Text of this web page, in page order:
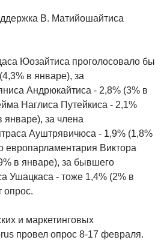
В. Матийошайтиса
Юозайтиса проголосовало бы
в январе), за
Андрюкайтиса - 2,8% (3% в
Наглиса Путейкиса - 2,1%
за члена
Ауштрявичюса - 1,9% (1,8%
европарламентария Виктора
в январе), за бывшего
Ушацкаса - тоже 1,4% (2% в
опрос.
и маркетинговых
провел опрос 8-17 февраля.